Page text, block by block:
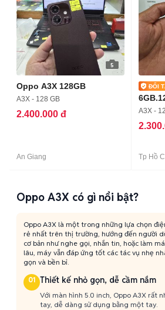
5
Oppo A3X 128GB
A3X - 128 GB
2.400.000 đ
An Giang
6S
A3X -
Tp Hồ
Oppo A3X có gì nổi bật?
Oppo A3X là một trong những lựa chọn
rẻ nhất trên thị trường, hướng đến người
cơ bản như nghe gọi, nhắn tin, hoặc làm
lâu, máy vẫn đáp ứng tốt các tác vụ nhẹ
gọn và bền bỉ.
01 Thiết kế nhỏ gọn, dễ cầm nắm
Với màn hình 5.0 inch, Oppo A3X rất
tay, dễ dàng sử dụng bằng một tay.